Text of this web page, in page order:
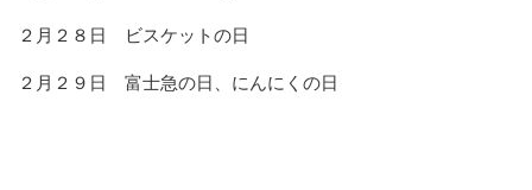
２月２８日 ビスケットの日
２月２９日 富士急の日、にんにくの日